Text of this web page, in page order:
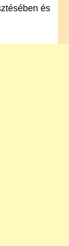
és